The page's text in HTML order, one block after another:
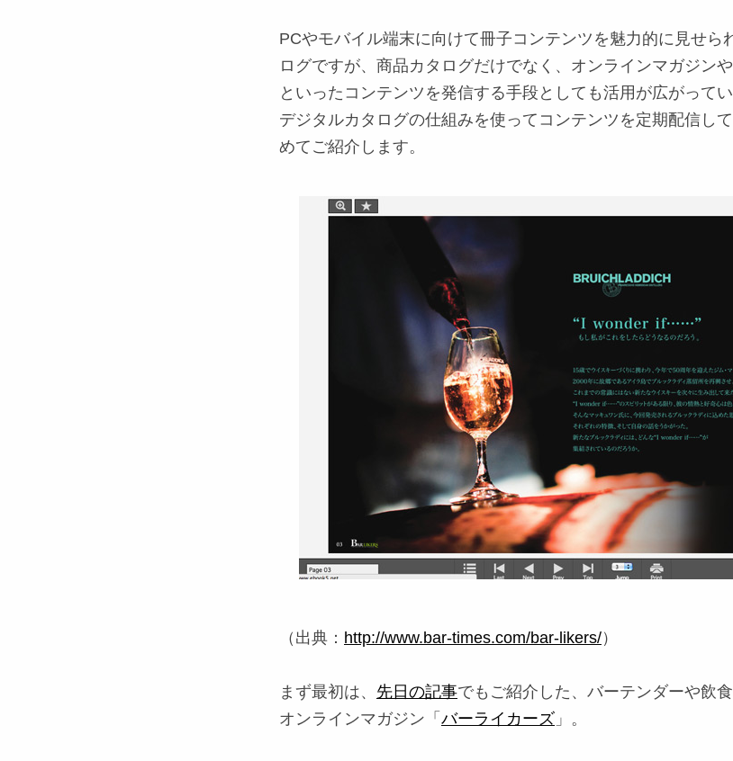
PCやモバイル端末に向けて冊子コンテンツを魅力的に見せら
ログですが、商品カタログだけでなく、オンラインマガジン
といったコンテンツを発信する手段としても活用が広がってい
デジタルカタログの仕組みを使ってコンテンツを定期配信し
めてご紹介します。
（出典： http://www.bar-times.com/bar-likers/）
まず最初は、 先日の記事でもご紹介した、バーテンダーや飲
オンラインマガジン「 バーライカーズ 」。